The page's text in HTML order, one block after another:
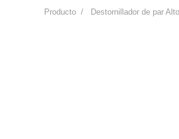
Producto / Destornillador de par